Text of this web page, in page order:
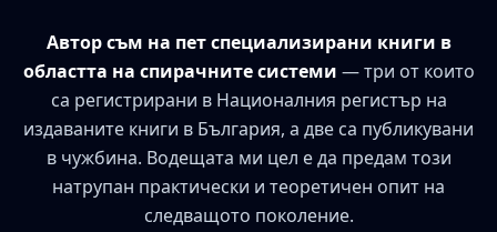
Автор съм на пет специализирани книги в
областта на спирачните системи — три от които
са регистрирани в Националния регистър на
издаваните книги в България, а две са публикувани
в чужбина. Водещата ми цел е да предам този
натрупан практически и теоретичен опит на
следващото поколение.